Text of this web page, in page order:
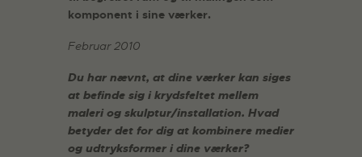
komponent i sine værker.
Februar 2010
Du har nævnt, at dine værker kan siges
at befinde sig i krydsfeltet mellem
maleri og skulptur/installation. Hvad
betyder det for dig at kombinere medier
og udtryksformer i dine værker?